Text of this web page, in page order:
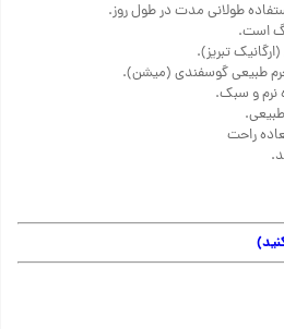
طولانی مدت در طول روز.
است.
تبریز).
طبیعی گوسفندی (میشن).
راحت